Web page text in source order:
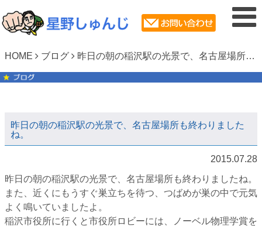
HOME ブログ 昨日の朝の稲沢駅の光景で、名古屋場所も終わりましたね。
昨日の朝の稲沢駅の光景で、名古屋場所も終わりました
ね。
2015.07.28
昨日の朝の稲沢駅の光景で、名古屋場所も終わりましたね。
また、近くにもうすぐ巣立ちを待つ、つばめが巣の中で元気
よく鳴いていましたよ。
稲沢市役所に行くと市役所ロビーには、ノーベル物理学賞を